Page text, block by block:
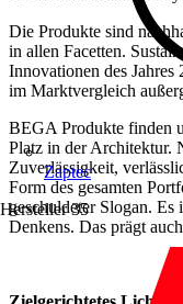
Zaptec
Hersteller 35
Die Produkte sind
in allen Facetten.
Innovationen des
im Marktvergleich
BEGA Produkte finden
Platz in der Architektur.
Zuverlässigkeit,
Form des gesamten
geschuldeter Slogan. Es
Denkens. Das prägt